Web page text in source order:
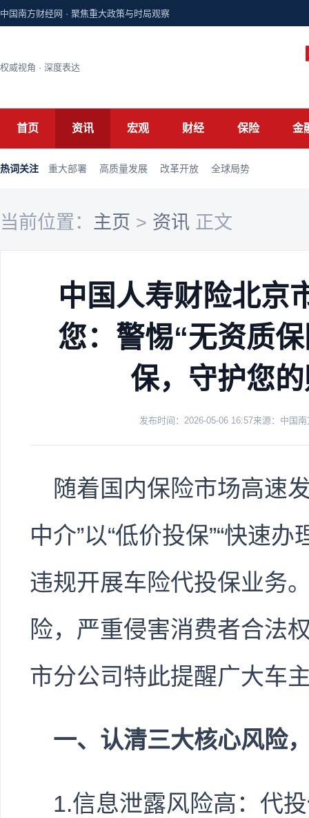
中国南方财经网 · 聚焦重大政策与时局观察
权威视角 · 深度表达
首页 资讯 宏观 财经 保险 金
热词关注 重大部署 高质量发展 改革开放 全球局势
当前位置： 主页 > 资讯 正文
中国人寿财险北京
您：警惕“无资质
保，守护您
发布时间：2026-05-06 16:57来源：中国
随着国内保险市场高速
中介”以“低价投保”“快速办
违规开展车险代投保业务
险，严重侵害消费者合法
市分公司特此提醒广大车
一、认清三大核心风险
1.信息泄露风险高：代